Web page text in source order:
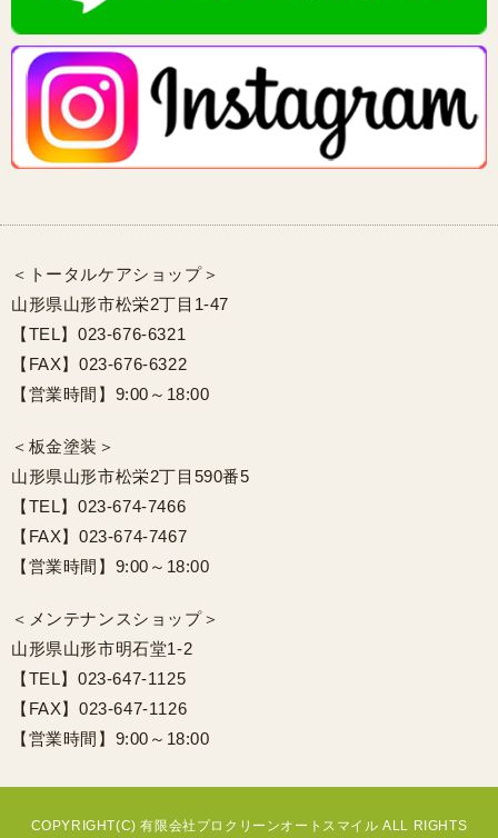
＜トータルケアショップ＞
山形県山形市松栄2丁目1-47
【TEL】023-676-6321
【FAX】023-676-6322
【営業時間】9:00～18:00
＜板金塗装＞
山形県山形市松栄2丁目590番5
【TEL】023-674-7466
【FAX】023-674-7467
【営業時間】9:00～18:00
＜メンテナンスショップ＞
山形県山形市明石堂1-2
【TEL】023-647-1125
【FAX】023-647-1126
【営業時間】9:00～18:00
COPYRIGHT(C) 有限会社プロクリーンオートスマイル ALL RIGHTS